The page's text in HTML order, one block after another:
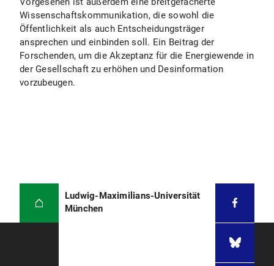
Wissenschaftskommunikation, die sowohl die
Öffentlichkeit als auch Entscheidungsträger
ansprechen und einbinden soll. Ein Beitrag der
Forschenden, um die Akzeptanz für die Energiewende in
der Gesellschaft zu erhöhen und Desinformation
vorzubeugen.
Ludwig-Maximilians-Universität
München